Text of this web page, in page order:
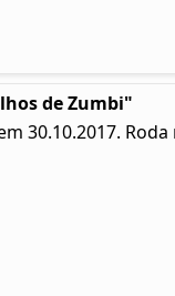
de Zumbi"
30.10.2017.